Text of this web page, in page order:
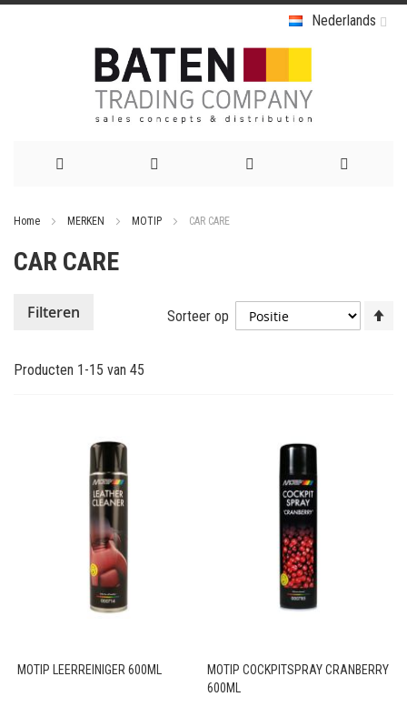
Nederlands
de
Home MERKEN MOTIP CAR CARE
CAR CARE
Producten 1 -15 van 45
Sorteer op
MOTIP LEERREINIGER 600ML
MOTIP COCKPITSPRAY CRANBERRY
600ML
Filteren